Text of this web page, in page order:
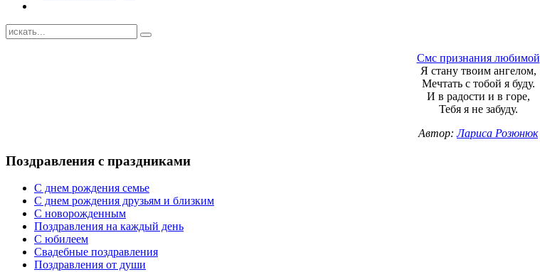
Смс признания любимой
Я стану твоим ангелом,
Мечтать с тобой я буду.
И в радости и в горе,
Тебя я не забуду.
Автор:Лариса Розюнюк
Поздравления с праздниками
С днем рождения семье
С днем рождения друзьям и близким
C новорожденным
Поздравления на каждый день
С юбилеем
Свадебные поздравления
Поздравления от души